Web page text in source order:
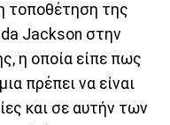
η τοποθέτηση της
Jackson στην
η οποία είπε πως
πρέπει να είναι
και σε αυτήν των